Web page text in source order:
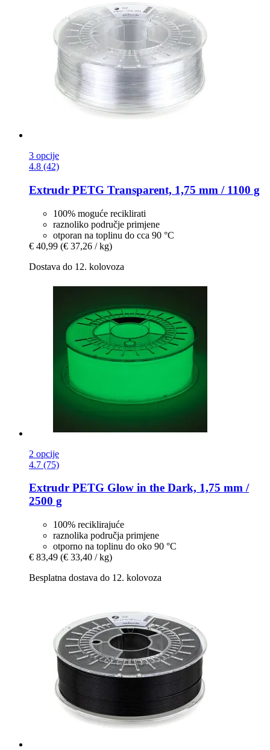
3 opcije
4.8 (42)
Extrudr PETG Transparent, 1,75 mm / 1100 g
100% moguće reciklirati
raznoliko područje primjene
otporan na toplinu do cca 90 °C
€ 40,99 (€ 37,26 / kg)
Dostava do 12. kolovoza
2 opcije
4.7 (75)
Extrudr PETG Glow in the Dark, 1,75 mm /
2500 g
100% reciklirajuće
raznolika područja primjene
otporno na toplinu do oko 90 °C
€ 83,49 (€ 33,40 / kg)
Besplatna dostava do 12. kolovoza